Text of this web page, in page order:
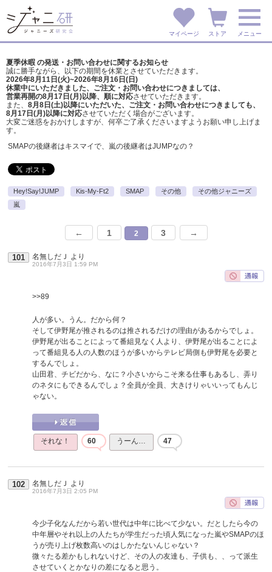
マイページ ストア メニュー
夏季休暇 の発送・お問い合わせに関するお知らせ
誠に勝手ながら、以下の期間を休業とさせていただきます。
2026年8月11日(火)~2026年8月16日(日)
休業中にいただきました、ご注文・お問い合わせにつきましては、
営業再開の8月17日(月)以降、順に対応させていただきます。
また、 8月8日(土)以降にいただいた、ご注文・ お問い合わせにつきましても、
8月17日(月)以降に対応させていただく場合がございます。
大変ご迷惑をおかけしますが、 何卒ご了承くださいますようお願い申し上げま
す。
SMAPの後継者はキスマイで、嵐の後継者はJUMPなの？
Hey!Say!JUMP Kis-My-Ft2 SMAP その他
その他ジャニーズ
嵐
← 1 2 3 →
101 名無しだＪ より
2016年7月3日 1:59 PM
>>89
人が多い。うん。だから何？
そして伊野尾が推されるのは推されるだけの理由があるからでしょ。
伊野尾が出ることによって番組見なく人より、伊野尾が出ることによ
って番組見る人の人数のほうが多いからテレビ局側も伊野尾を必要と
するんでしょ。
山田君、チビだから、なに？小さいからこそ来る仕事もあるし、弄り
のネタにもできるんでしょ？全員が全員、大きけりゃいいってもんじ
ゃない。
それな！ 60 うーん… 47
102 名無しだＪ より
2016年7月3日 2:05 PM
今少子化なんだから若い世代は中年に比べて少ない。だとしたら今の
中年層やそれ以上の人たちが学生だった頃人気になった嵐やSMAPのほ
うが売り上げ枚数高いのはしかたないんじゃない？
微々たる差かもしれないけど、その人の友達も、子供も、、って派生
させていくとかなりの差になると思う。